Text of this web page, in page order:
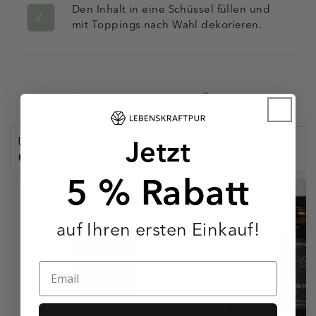
2.
Den Inhalt in eine Schüssel füllen und
mit Toppings nach Wahl dekorieren.
Zurück zur Ratgeber-Übersicht
Unsere Social-Media-Kanäle:
Jetzt
5 % Rabatt
auf Ihren ersten Einkauf!